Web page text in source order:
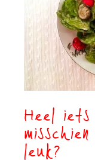
Heel iets
leuk?